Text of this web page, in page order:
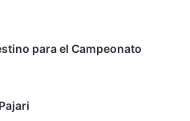
para el Campeonato